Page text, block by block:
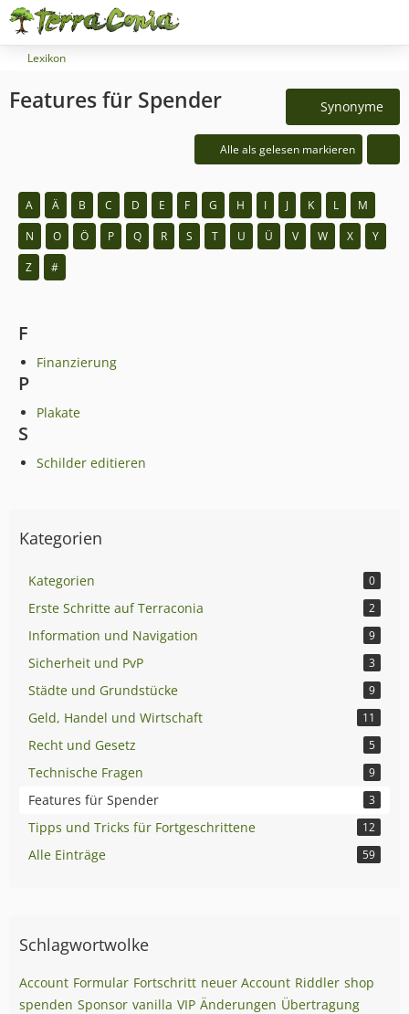
Lexikon
Features für Spender Synonyme
Alle als gelesen markieren
A Ä B C D E F G H I J K L
M
N
O Ö P Q R S T U Ü V W X
Y
Z
#
F
Finanzierung
P
Plakate
S
Schilder editieren
Kategorien
Kategorien 0
Erste Schritte auf Terraconia 2
Information und Navigation 9
Sicherheit und PvP 3
Städte und Grundstücke 9
Geld, Handel und Wirtschaft 11
Recht und Gesetz 5
Technische Fragen 9
Features für Spender 3
Tipps und Tricks für Fortgeschrittene 12
Alle Einträge 59
Schlagwortwolke
Account Formular Fortschritt neuer Account Riddler shop
spenden Sponsor vanilla VIP Änderungen Übertragung